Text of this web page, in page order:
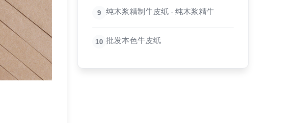
9 纯木浆精制牛皮纸 - 纯木浆精牛
10 批发本色牛皮纸